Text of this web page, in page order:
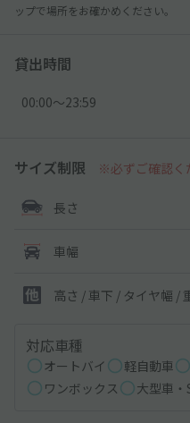
ップで場所をお確かめください。
貸出時間
00:00〜23:59
サイズ制限 ※必ずご確認く
長さ
車幅
高さ / 車下 / タイヤ幅 /
対応車種
オートバイ 軽自動車
ワンボックス
大型車・